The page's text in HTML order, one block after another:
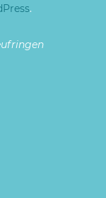
.